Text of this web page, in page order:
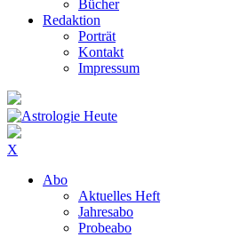
Bücher
Redaktion
Porträt
Kontakt
Impressum
X
Abo
Aktuelles Heft
Jahresabo
Probeabo